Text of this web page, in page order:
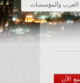
العرب والمؤسسات
الآن